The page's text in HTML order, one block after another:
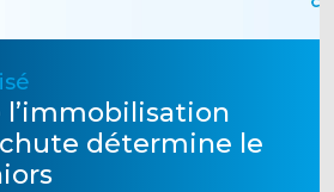
l’immobilisation
détermine le